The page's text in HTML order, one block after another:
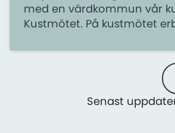
med en värdkommun vår
Kustmötet. På kustmötet
händer inom
som deltagarna får
sina nätverk inom
Senast